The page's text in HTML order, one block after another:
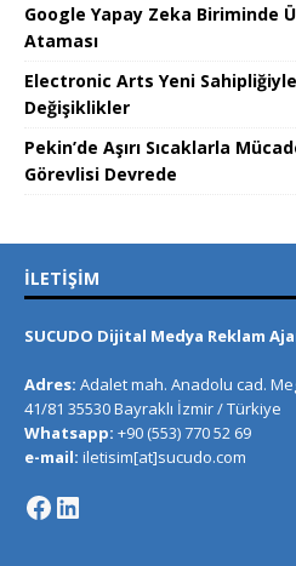
Google Yapay Zeka Biriminde
Ataması
Electronic Arts Yeni
Değişiklikler
Pekin’de Aşırı Sıcaklarla
Görevlisi Devrede
İLETIŞIM
SUCUDO Dijital Medya Reklam
Adres: Adalet mah. Anadolu cad.
41/81 35530 Bayraklı İzmir / Türkiye
Whatsapp: +90 (553) 770 52 69
e-mail: iletisim[at]sucudo.com